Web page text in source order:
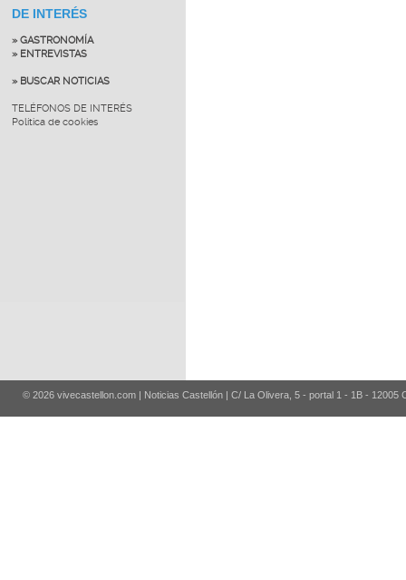
DE INTERÉS
» GASTRONOMÍA
» ENTREVISTAS
» BUSCAR NOTICIAS
TELÉFONOS DE INTERÉS
Política de cookies
© 2026 vivecastellon.com | Noticias Castellón | C/ La Olivera, 5 - portal 1 - 1B - 12005